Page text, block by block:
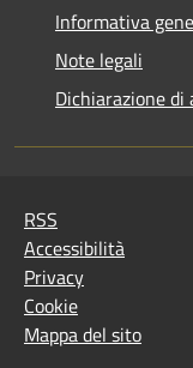
Informativa
Note legali
Dichiarazione di
RSS
Accessibilità
Privacy
Cookie
Mappa del sito